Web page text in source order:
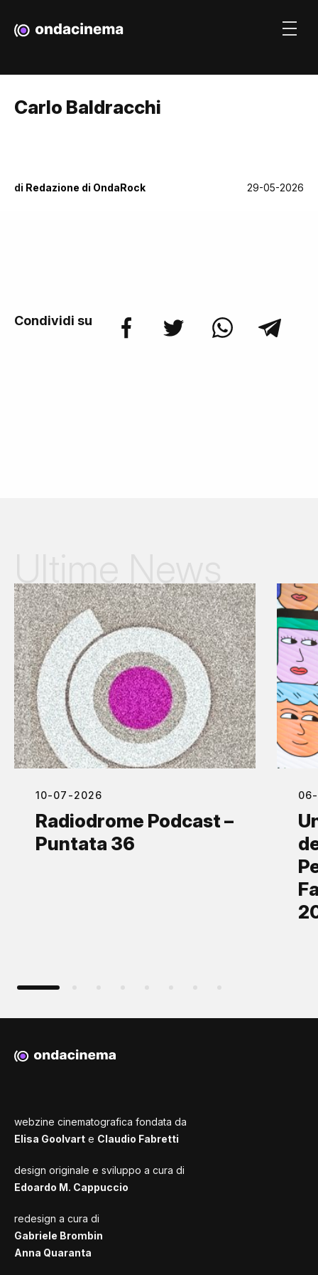
Carlo Baldracchi
di Redazione di OndaRock 29-05-2026
Condividi su
10-07-2026
Radiodrome Podcast –
Puntata 36
webzine cinematografica fondata da
Elisa Goolvart e Claudio Fabretti
design originale e sviluppo a cura di
Edoardo M. Cappuccio
redesign a cura di
Gabriele Brombin
Anna Quaranta